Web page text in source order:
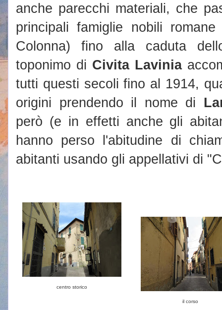
anche parecchi materiali, che
principali famiglie nobili
Colonna) fino alla caduta
toponimo di Civita Lavinia
tutti questi secoli fino al 1914,
origini prendendo il nome di
però (e in effetti anche gli
hanno perso l'abitudine di
abitanti usando gli appellativi di
centro storico
il corso